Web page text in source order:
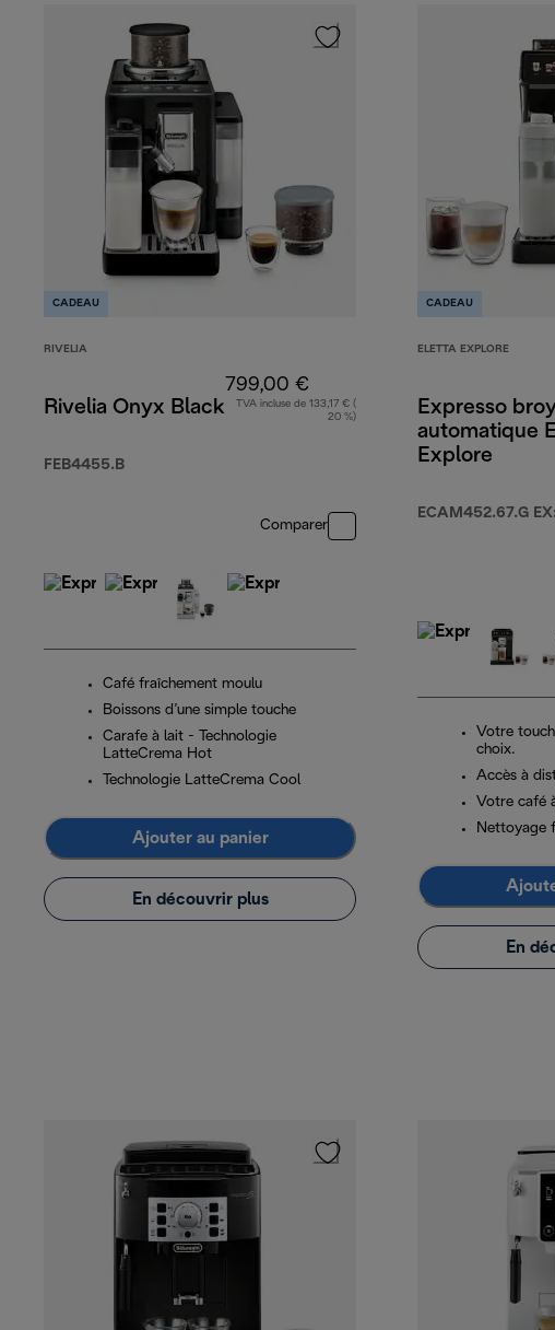
CADEAU
RIVELIA
Rivelia Onyx Black
FEB4455.B
799,00 €
TVA incluse de 133,17 € (
20 %)
Comparer
Café fraîchement moulu
Boissons d’une simple touche
Carafe à lait - Technologie
LatteCrema Hot
Technologie LatteCrema Cool
Ajouter au panier
En découvrir plus
CADEAU
ELETTA EXPLORE
Expresso
automatique
Explore
ECAM452.67.G
Votre
choix.
Accès à
Votre café
Nettoyage
En